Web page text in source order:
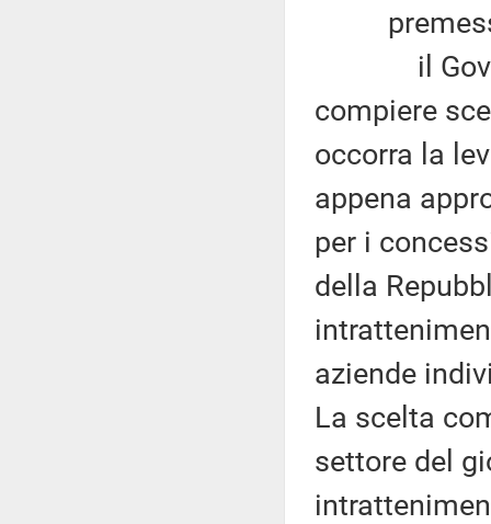
il
compiere
occorra la
appena
per i
della
aziende
La scelta
settore del